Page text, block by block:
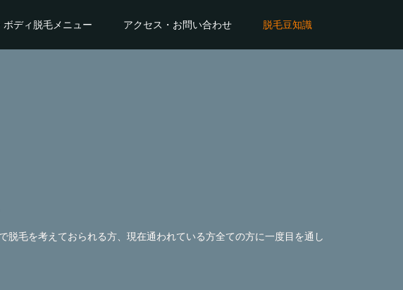
ボディ脱毛メニュー アクセス・お問い合わせ 脱毛豆知識
毛を考えておられる方、現在通われている方全ての方に一度目を通し